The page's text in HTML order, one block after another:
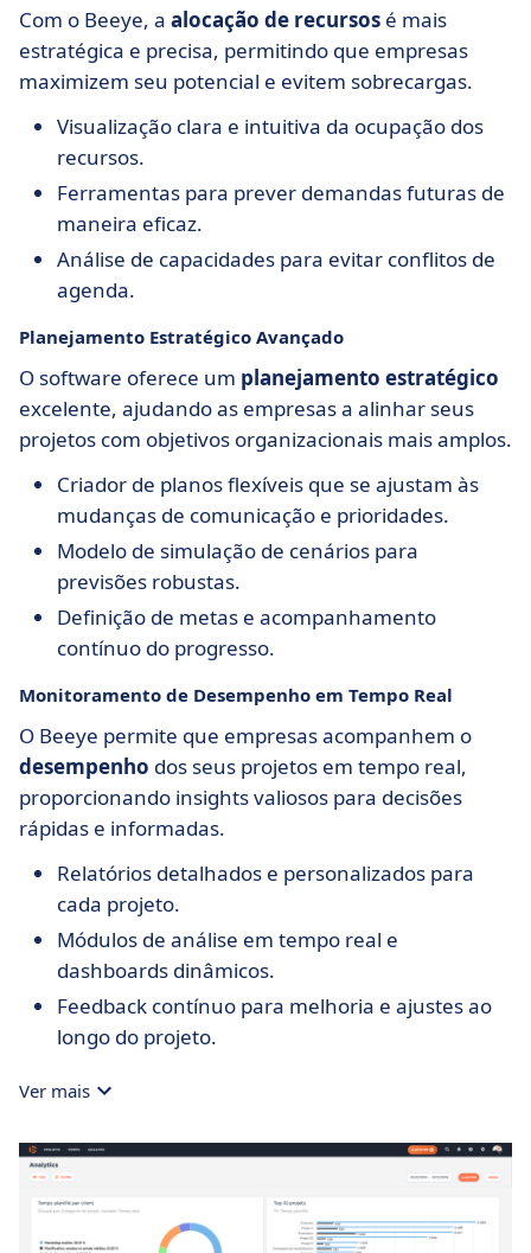
Com o Beeye, a alocação de recursos é mais
estratégica e precisa, permitindo que empresas
maximizem seu potencial e evitem sobrecargas.
Visualização clara e intuitiva da ocupação dos
recursos.
Ferramentas para prever demandas futuras de
maneira eficaz.
Análise de capacidades para evitar conflitos de
agenda.
Planejamento Estratégico Avançado
O software oferece um planejamento estratégico
excelente, ajudando as empresas a alinhar seus
projetos com objetivos organizacionais mais amplos.
Criador de planos flexíveis que se ajustam às
mudanças de comunicação e prioridades.
Modelo de simulação de cenários para
previsões robustas.
Definição de metas e acompanhamento
contínuo do progresso.
Monitoramento de Desempenho em Tempo Real
O Beeye permite que empresas acompanhem o
desempenho dos seus projetos em tempo real,
proporcionando insights valiosos para decisões
rápidas e informadas.
Relatórios detalhados e personalizados para
cada projeto.
Módulos de análise em tempo real e
dashboards dinâmicos.
Feedback contínuo para melhoria e ajustes ao
longo do projeto.
Ver mais